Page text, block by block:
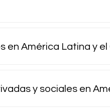
en América Latina y el
y sociales en